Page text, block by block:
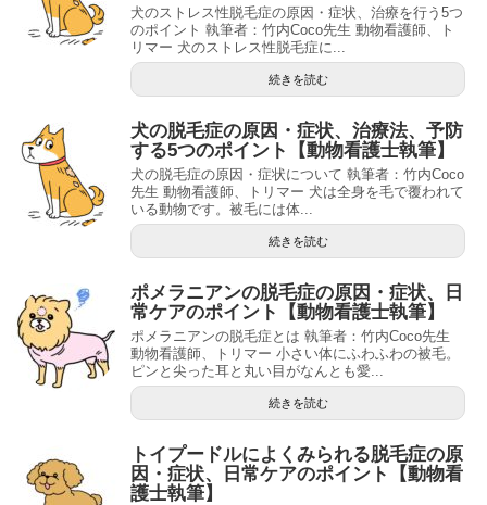
犬のストレス性脱毛症の原因・症状、治療を行う5つ
のポイント 執筆者：竹内Coco先生 動物看護師、ト
リマー 犬のストレス性脱毛症に...
続きを読む
犬の脱毛症の原因・症状、治療法、予防
する5つのポイント【動物看護士執筆】
犬の脱毛症の原因・症状について 執筆者：竹内Coco
先生 動物看護師、トリマー 犬は全身を毛で覆われて
いる動物です。被毛には体...
続きを読む
ポメラニアンの脱毛症の原因・症状、日
常ケアのポイント【動物看護士執筆】
ポメラニアンの脱毛症とは 執筆者：竹内Coco先生
動物看護師、トリマー 小さい体にふわふわの被毛。
ピンと尖った耳と丸い目がなんとも愛...
続きを読む
トイプードルによくみられる脱毛症の原
因・症状、日常ケアのポイント【動物看
護士執筆】